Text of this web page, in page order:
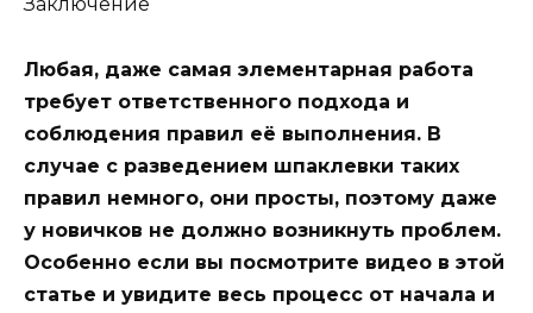
Заключение
Любая, даже самая элементарная работа
требует ответственного подхода и
соблюдения правил её выполнения. В
случае с разведением шпаклевки таких
правил немного, они просты, поэтому даже
у новичков не должно возникнуть проблем.
Особенно если вы посмотрите видео в этой
статье и увидите весь процесс от начала и